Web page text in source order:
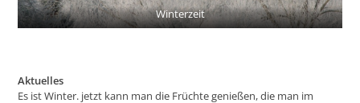
Winterzeit
Aktuelles
Es ist Winter. jetzt kann man die Früchte genießen, die man im